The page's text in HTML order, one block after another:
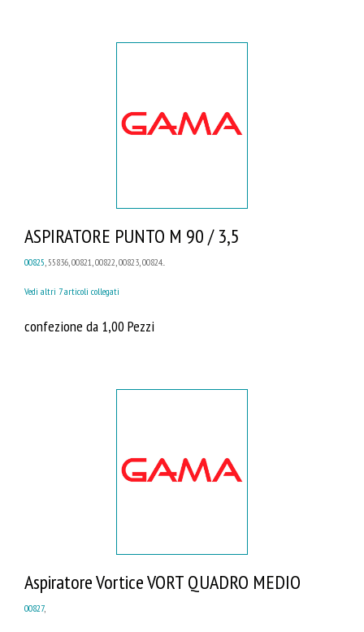
ASPIRATORE PUNTO M 90 / 3,5
00825 , 55836, 00821, 00822, 00823, 00824...
Vedi altri 7 articoli collegati
confezione da 1,00 Pezzi
Aspiratore Vortice VORT QUADRO MEDIO
00827,